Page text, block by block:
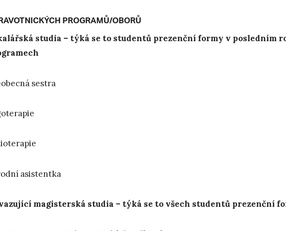
PROGRAMŮ/OBORŮ
studia – týká se to studentů prezenční formy v posledním
sestra
asistentka
magisterská studia – týká se to všech studentů prezenční